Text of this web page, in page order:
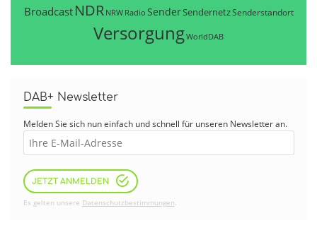
Broadcast NDR NRW Radio SenderSendernetzSenderstandort
VersorgungWorldDAB
DAB+ Newsletter
Melden Sie sich nun einfach und schnell für unseren Newsletter an.
JETZT ANMELDEN
Es gelten unsere Datenschutzbestimmungen